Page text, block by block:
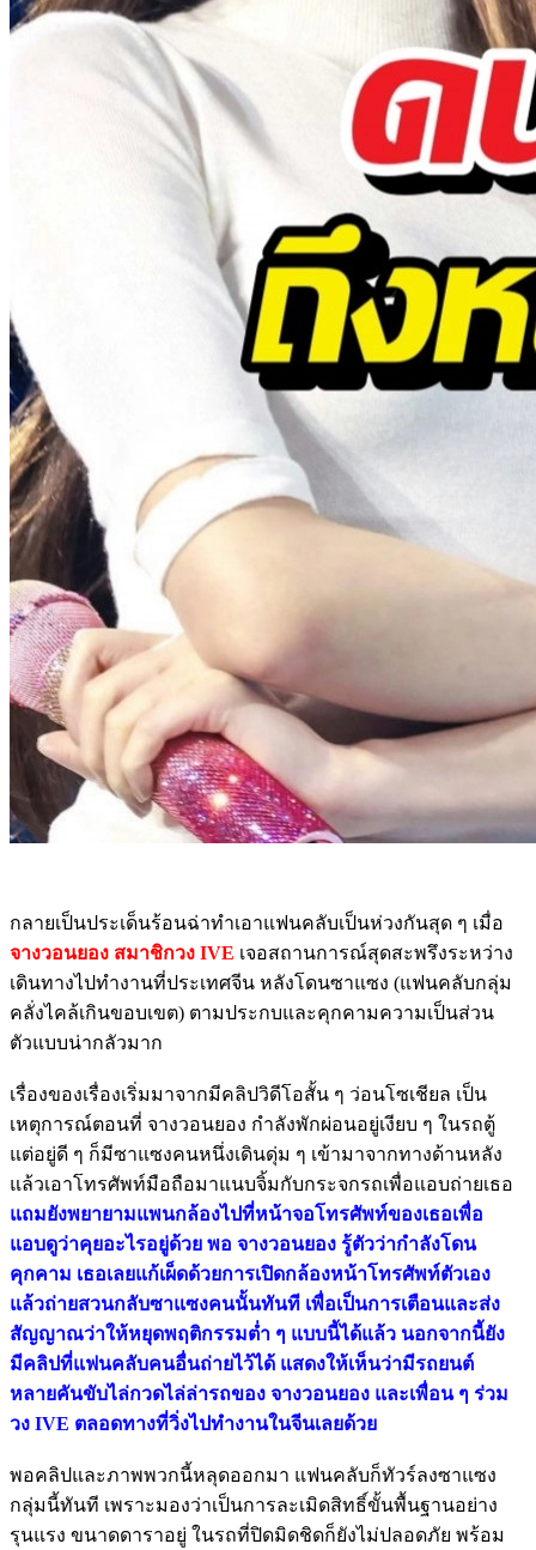
กลายเป็นประเด็นร้อนฉ่าทำเอาแฟนคลับเป็นห่วงกันสุด ๆ เมื่อ
จางวอนยอง สมาชิกวง IVE เจอสถานการณ์สุดสะพรึงระหว่าง
เดินทางไปทำงานที่ประเทศจีน หลังโดนซาแซง (แฟนคลับกลุ่ม
คลั่งไคล้เกินขอบเขต) ตามประกบและคุกคามความเป็นส่วน
ตัวแบบน่ากลัวมาก
เรื่องของเรื่องเริ่มมาจากมีคลิปวิดีโอสั้น ๆ ว่อนโซเชียล เป็น
เหตุการณ์ตอนที่ จางวอนยอง กำลังพักผ่อนอยู่เงียบ ๆ ในรถตู้
แต่อยู่ดี ๆ ก็มีซาแซงคนหนึ่งเดินดุ่ม ๆ เข้ามาจากทางด้านหลัง
แล้วเอาโทรศัพท์มือถือมาแนบจิ้มกับกระจกรถเพื่อแอบถ่ายเธอ
แถมยังพยายามแพนกล้องไปที่หน้าจอโทรศัพท์ของเธอเพื่อ
แอบดูว่าคุยอะไรอยู่ด้วย พอ จางวอนยอง รู้ตัวว่ากำลังโดน
คุกคาม เธอเลยแก้เผ็ดด้วยการเปิดกล้องหน้าโทรศัพท์ตัวเอง
แล้วถ่ายสวนกลับซาแซงคนนั้นทันที เพื่อเป็นการเตือนและส่ง
สัญญาณว่าให้หยุดพฤติกรรมต่ำ ๆ แบบนี้ได้แล้ว นอกจากนี้ยัง
มีคลิปที่แฟนคลับคนอื่นถ่ายไว้ได้ แสดงให้เห็นว่ามีรถยนต์
หลายคันขับไล่กวดไล่ล่ารถของ จางวอนยอง และเพื่อน ๆ ร่วม
วง IVE ตลอดทางที่วิ่งไปทำงานในจีนเลยด้วย
พอคลิปและภาพพวกนี้หลุดออกมา แฟนคลับก็ทัวร์ลงซาแซง
กลุ่มนี้ทันที เพราะมองว่าเป็นการละเมิดสิทธิ์ขั้นพื้นฐานอย่าง
รุนแรง ขนาดดาราอยู่ ในรถที่ปิดมิดชิดก็ยังไม่ปลอดภัย พร้อม